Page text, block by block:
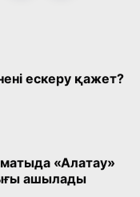
ескеру қажет?
«Алатау»
ашылады